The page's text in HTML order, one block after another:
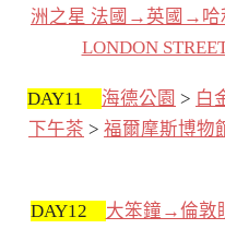
洲之星 法國→英國→哈
LONDON
DAY11 海德公園 > 白
下午茶 > 福爾摩斯博物
DAY12 大笨鐘→倫敦